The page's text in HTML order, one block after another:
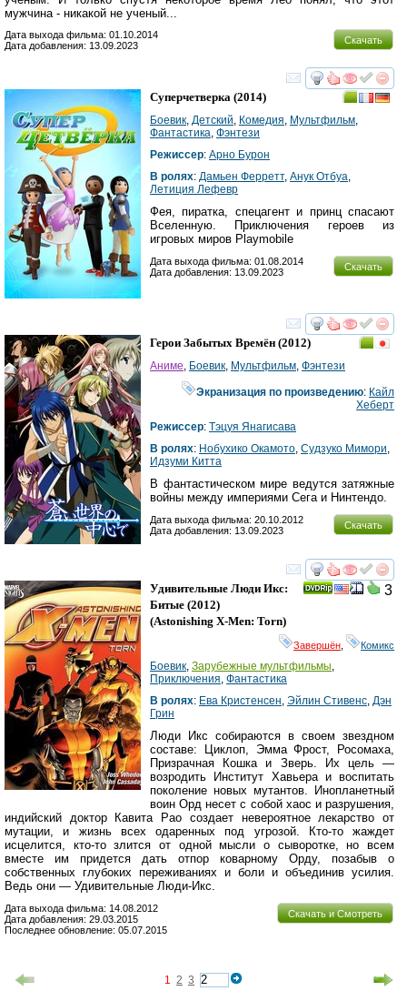
мужчина - никакой не ученый...
Скачать
Дата выхода фильма: 01.10.2014
Дата добавления: 13.09.2023
смотреть
Суперчетверка (2014)
Боевик, Детский, Комедия, Мультфильм,
Фантастика, Фэнтези
Режиссер: Арно Бурон
В ролях: Дамьен Ферретт, Анук Отбуа,
Летиция Лефевр
Фея, пиратка, спецагент и принц спасают
Вселенную. Приключения героев из
игровых миров Playmobile
Скачать
Дата выхода фильма: 01.08.2014
Дата добавления: 13.09.2023
смотреть
Герои Забытых Времён (2012)
Аниме, Боевик, Мультфильм, Фэнтези
Экранизация по произведению: Кайл
Хеберт
Режиссер: Тэцуя Янагисава
В ролях: Нобухико Окамото, Судзуко Мимори,
Идзуми Китта
В фантастическом мире ведутся затяжные
войны между империями Сега и Нинтендо.
Скачать
Дата выхода фильма: 20.10.2012
Дата добавления: 13.09.2023
смотреть
3
Удивительные Люди Икс:
Битые (2012)
(Astonishing X-Men: Torn)
Завершён Комикс
Боевик, Зарубежные мультфильмы,
Приключения, Фантастика
В ролях: Ева Кристенсен, Эйлин Стивенс, Дэн
Грин
Люди Икс собираются в своем звездном
составе: Циклоп, Эмма Фрост, Росомаха,
Призрачная Кошка и Зверь. Их цель —
возродить Институт Хавьера и воспитать
поколение новых мутантов. Инопланетный
воин Орд несет с собой хаос и разрушения,
индийский доктор Кавита Рао создает невероятное лекарство от
мутации, и жизнь всех одаренных под угрозой. Кто-то жаждет
исцелится, кто-то злится от одной мысли о сыворотке, но всем
вместе им придется дать отпор коварному Орду, позабыв о
собственных глубоких переживаниях и боли и объединив усилия.
Ведь они — Удивительные Люди-Икс.
Скачать и Смотреть
Дата выхода фильма: 14.08.2012
Дата добавления: 29.03.2015
Последнее обновление: 05.07.2015
1 2 3